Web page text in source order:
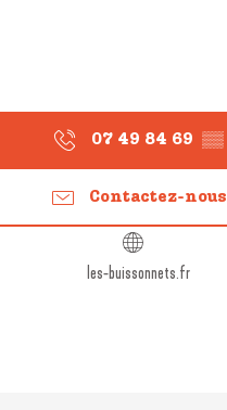
07 49 84 69 ▒▒
Contactez-nous
les-buissonnets.fr